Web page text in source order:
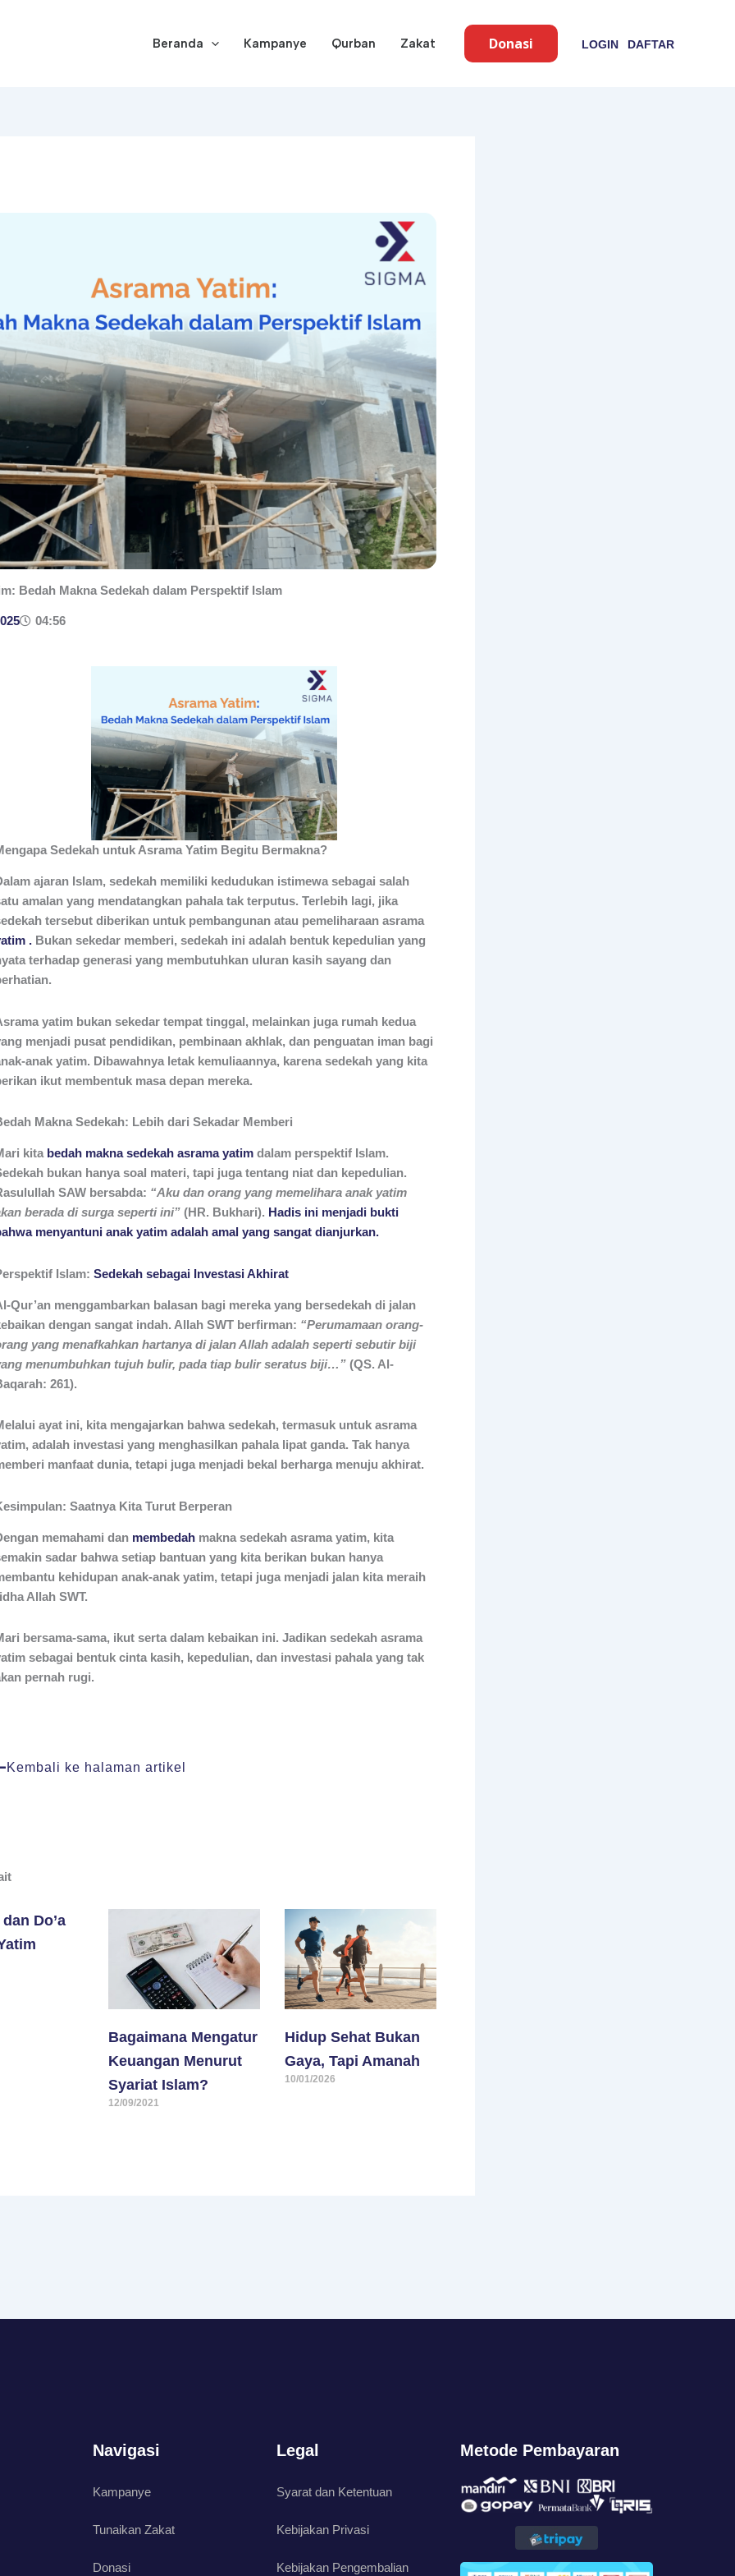
Beranda Kampanye Qurban Zakat Donasi LOGIN DAFTAR
Bedah Makna Sedekah dalam Perspektif Islam
04:56
Sedekah untuk Asrama Yatim Begitu Bermakna?
ajaran Islam, sedekah memiliki kedudukan istimewa sebagai salah
amalan yang mendatangkan pahala tak terputus. Terlebih lagi, jika
tersebut diberikan untuk pembangunan atau pemeliharaan asrama
.Bukan sekedar memberi, sedekah ini adalah bentuk kepedulian yang
terhadap generasi yang membutuhkan uluran kasih sayang dan
yatim bukan sekedar tempat tinggal, melainkan juga rumah kedua
menjadi pusat pendidikan, pembinaan akhlak, dan penguatan iman bagi
anak yatim. Dibawahnya letak kemuliaannya, karena sedekah yang kita
ikut membentuk masa depan mereka.
Makna Sedekah: Lebih dari Sekadar Memberi
kita bedahmakna sedekah asrama yatimdalam perspektif Islam.
bukan hanya soal materi, tapi juga tentang niat dan kepedulian.
SAW bersabda: “Aku dan orang yang memelihara anak yatim
berada di surga seperti ini”(HR. Bukhari). Hadis ini menjadi bukti
menyantuni anak yatim adalah amal yang sangat dianjurkan.
Islam: Sedekah sebagai Investasi Akhirat
Qur’an menggambarkan balasan bagi mereka yang bersedekah di jalan
dengan sangat indah. Allah SWT berfirman: “Perumamaan orang-
yang menafkahkan hartanya di jalan Allah adalah seperti sebutir biji
menumbuhkan tujuh bulir, pada tiap bulir seratus biji…”(QS. Al-
261).
ayat ini, kita mengajarkan bahwa sedekah, termasuk untuk asrama
adalah investasi yang menghasilkan pahala lipat ganda. Tak hanya
manfaat dunia, tetapi juga menjadi bekal berharga menuju akhirat.
Saatnya Kita Turut Berperan
memahami dan membedahmakna sedekah asrama yatim, kita
sadar bahwa setiap bantuan yang kita berikan bukan hanya
kehidupan anak-anak yatim, tetapi juga menjadi jalan kita meraih
Allah SWT.
bersama-sama, ikut serta dalam kebaikan ini. Jadikan sedekah asrama
sebagai bentuk cinta kasih, kepedulian, dan investasi pahala yang tak
pernah rugi.
Kembali ke halaman artikel
Do’a
Bagaimana Mengatur
Keuangan Menurut
Syariat Islam?
12/09/2021
Hidup Sehat Bukan
Gaya, Tapi Amanah
10/01/2026
Navigasi
Kampanye
Tunaikan Zakat
Donasi
Legal
Syarat dan Ketentuan
Kebijakan Privasi
Kebijakan Pengembalian
Metode Pembayaran